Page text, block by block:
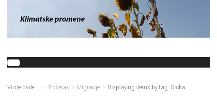
Vi ste ovde: Početak Migracije Displaying items by tag: Grcka